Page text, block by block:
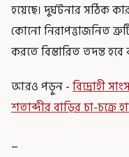
হয়েছে। দুর্ঘটনার সঠিক
কোনো নিরাপত্তাজনিত
করতে বিস্তারিত তদন্ত হবে
আরও পড়ুন -বিদ্রোহী
শতাব্দীর বাড়ির চা-চক্রে
_